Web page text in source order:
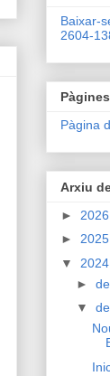
Baixar-
2604-
Pàgines
Pàgina
Arxiu
► 2026
► 2025
▼ 2024
►
▼